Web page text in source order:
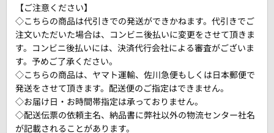
【ご注意ください】
◇こちらの商品は代引きでの発送ができかねます。代引きでご
注文いただいた場合は、コンビニ後払いに変更をさせて頂きま
す。コンビニ後払いには、決済代行会社による審査がございま
す。予めご了承ください。
◇こちらの商品は、ヤマト運輸、佐川急便もしくは日本郵便で
発送をさせて頂きます。配送便のご指定はできません。
◇お届け日・お時間帯指定は承っておりません。
◇配送伝票の依頼主名、納品書に弊社以外の物流センター社名
が記載されることがあります。